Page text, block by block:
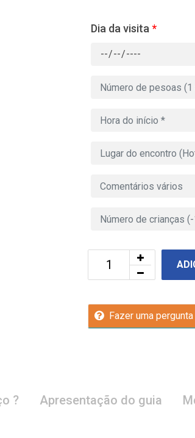
Dia da visita *
Fazer uma pergunta
? Apresentação do guia